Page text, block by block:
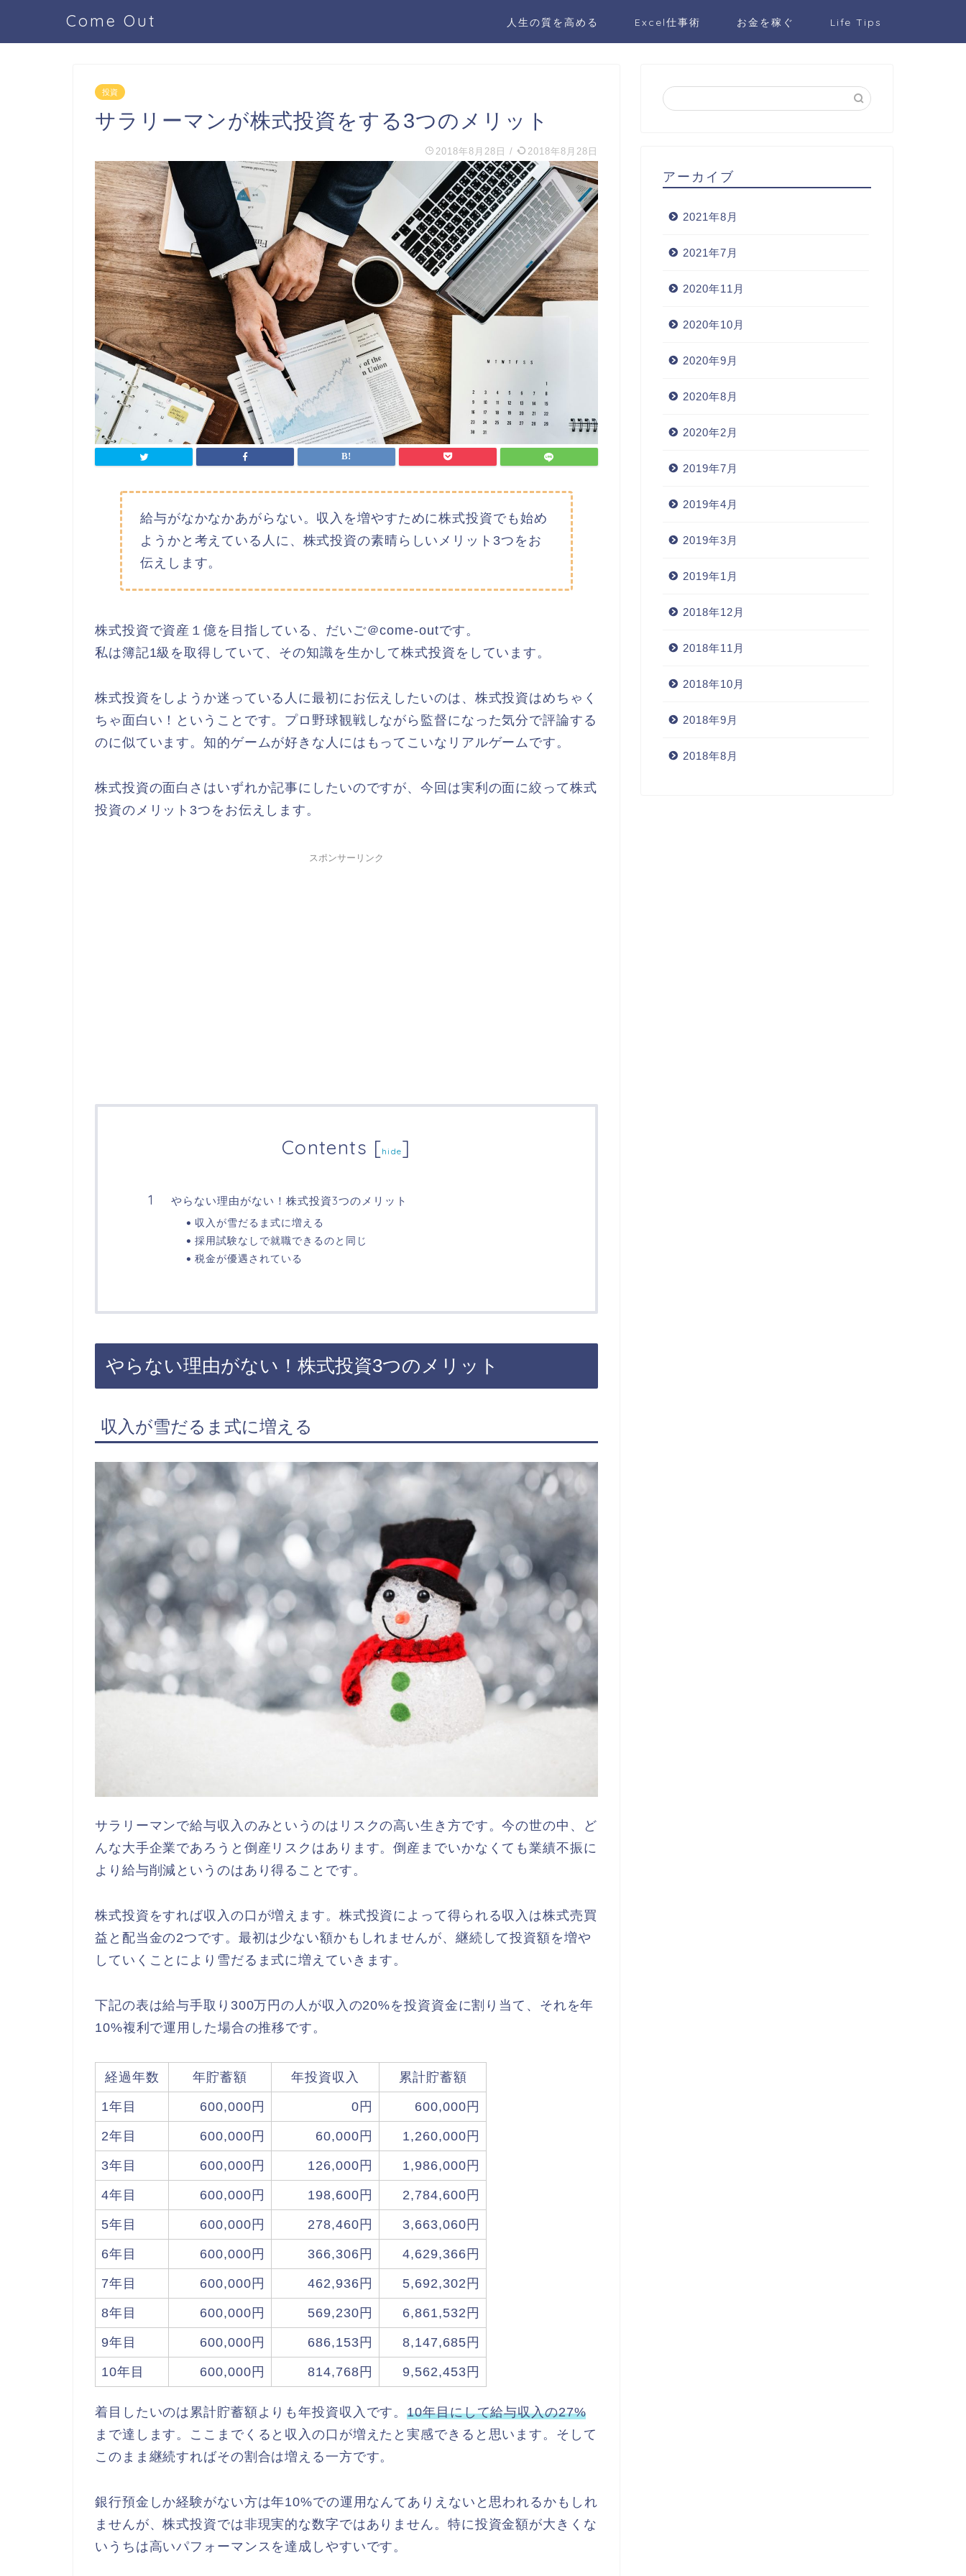
Come Out 人生の質を高める Excel仕事術 お金を稼ぐ Life Tips
投資
サラリーマンが株式投資をする3つのメリット
2018年8月28日 / 2018年8月28日
給与がなかなかあがらない。収入を増やすために株式投資でも始め
ようかと考えている人に、株式投資の素晴らしいメリット3つをお
伝えします。
株式投資で資産１億を目指している、だいご＠come-outです。
私は簿記1級を取得していて、その知識を生かして株式投資をしています。
株式投資をしようか迷っている人に最初にお伝えしたいのは、株式投資はめちゃく
ちゃ面白い！ということです。プロ野球観戦しながら監督になった気分で評論する
のに似ています。知的ゲームが好きな人にはもってこいなリアルゲームです。
株式投資の面白さはいずれか記事にしたいのですが、今回は実利の面に絞って株式
投資のメリット3つをお伝えします。
スポンサーリンク
Contents [hide]
やらない理由がない！株式投資3つのメリット
収入が雪だるま式に増える
採用試験なしで就職できるのと同じ
税金が優遇されている
やらない理由がない！株式投資3つのメリット
収入が雪だるま式に増える
サラリーマンで給与収入のみというのはリスクの高い生き方です。今の世の中、ど
んな大手企業であろうと倒産リスクはあります。倒産までいかなくても業績不振に
より給与削減というのはあり得ることです。
株式投資をすれば収入の口が増えます。株式投資によって得られる収入は株式売買
益と配当金の2つです。最初は少ない額かもしれませんが、継続して投資額を増や
していくことにより雪だるま式に増えていきます。
下記の表は給与手取り300万円の人が収入の20%を投資資金に割り当て、それを年
10%複利で運用した場合の推移です。
経過年数 年貯蓄額 年投資収入 累計貯蓄額
1年目 600,000円 0円 600,000円
2年目 600,000円 60,000円 1,260,000円
3年目 600,000円 126,000円 1,986,000円
4年目 600,000円 198,600円 2,784,600円
5年目 600,000円 278,460円 3,663,060円
6年目 600,000円 366,306円 4,629,366円
7年目 600,000円 462,936円 5,692,302円
8年目 600,000円 569,230円 6,861,532円
9年目 600,000円 686,153円 8,147,685円
10年目 600,000円 814,768円 9,562,453円
着目したいのは累計貯蓄額よりも年投資収入です。10年目にして給与収入の27%
まで達します。ここまでくると収入の口が増えたと実感できると思います。そして
このまま継続すればその割合は増える一方です。
銀行預金しか経験がない方は年10%での運用なんてありえないと思われるかもしれ
ませんが、株式投資では非現実的な数字ではありません。特に投資金額が大きくな
いうちは高いパフォーマンスを達成しやすいです。
アーカイブ
2021年8月
2021年7月
2020年11月
2020年10月
2020年9月
2020年8月
2020年2月
2019年7月
2019年4月
2019年3月
2019年1月
2018年12月
2018年11月
2018年10月
2018年9月
2018年8月